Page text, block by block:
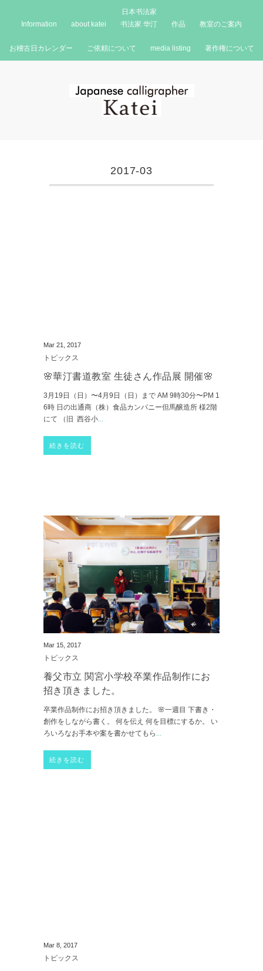
Information about katei
日本书法家
书法家 华汀
作品 教室のご案内
お稽古日カレンダー ご依頼について media listing 著作権について
2017-03
Mar 21, 2017
トピックス
🌸華汀書道教室 生徒さん作品展 開催🌸
3月19日（日）〜4月9日（日）まで AM 9時30分〜PM 1
6時 日の出通商（株）食品カンパニー但馬醸造所 様2階
にて （旧 西谷小...
続きを読む
Mar 15, 2017
トピックス
養父市立 関宮小学校卒業作品制作にお
招き頂きました。
卒業作品制作にお招き頂きました。 🌸一週目 下書き・
創作をしながら書く。 何を伝え 何を目標にするか。 い
ろいろなお手本や案を書かせてもら ...
続きを読む
Mar 8, 2017
トピックス